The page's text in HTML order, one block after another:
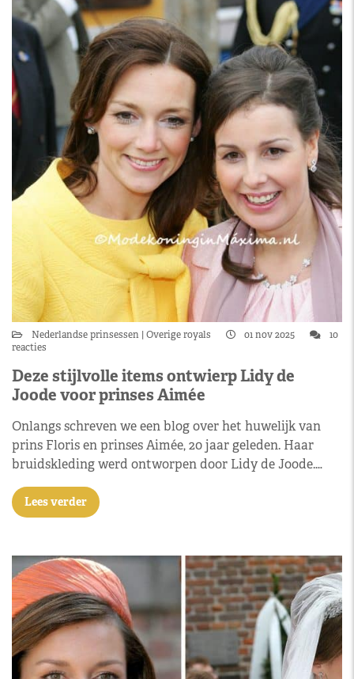
Nederlandse prinsessen Overige royals 01 nov 2025
10
reacties
Deze stijlvolle items ontwierp Lidy de
Joode voor prinses Aimée
Onlangs schreven we een blog over het huwelijk van
prins Floris en prinses Aimée, 20 jaar geleden. Haar
bruidskleding werd ontworpen door Lidy de Joode.…
Lees verder